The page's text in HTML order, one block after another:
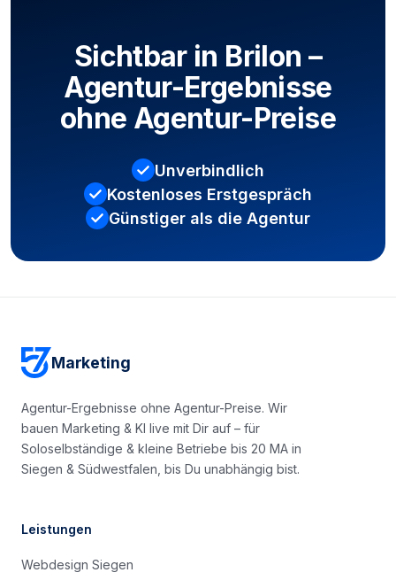
Sichtbar in Brilon –
Agentur-Ergebnisse
ohne Agentur-Preise
Unverbindlich
Kostenloses Erstgespräch
Günstiger als die Agentur
Marketing
Agentur-Ergebnisse ohne Agentur-Preise. Wir
bauen Marketing & KI live mit Dir auf – für
Soloselbständige & kleine Betriebe bis 20 MA in
Siegen & Südwestfalen, bis Du unabhängig bist.
Leistungen
Webdesign Siegen